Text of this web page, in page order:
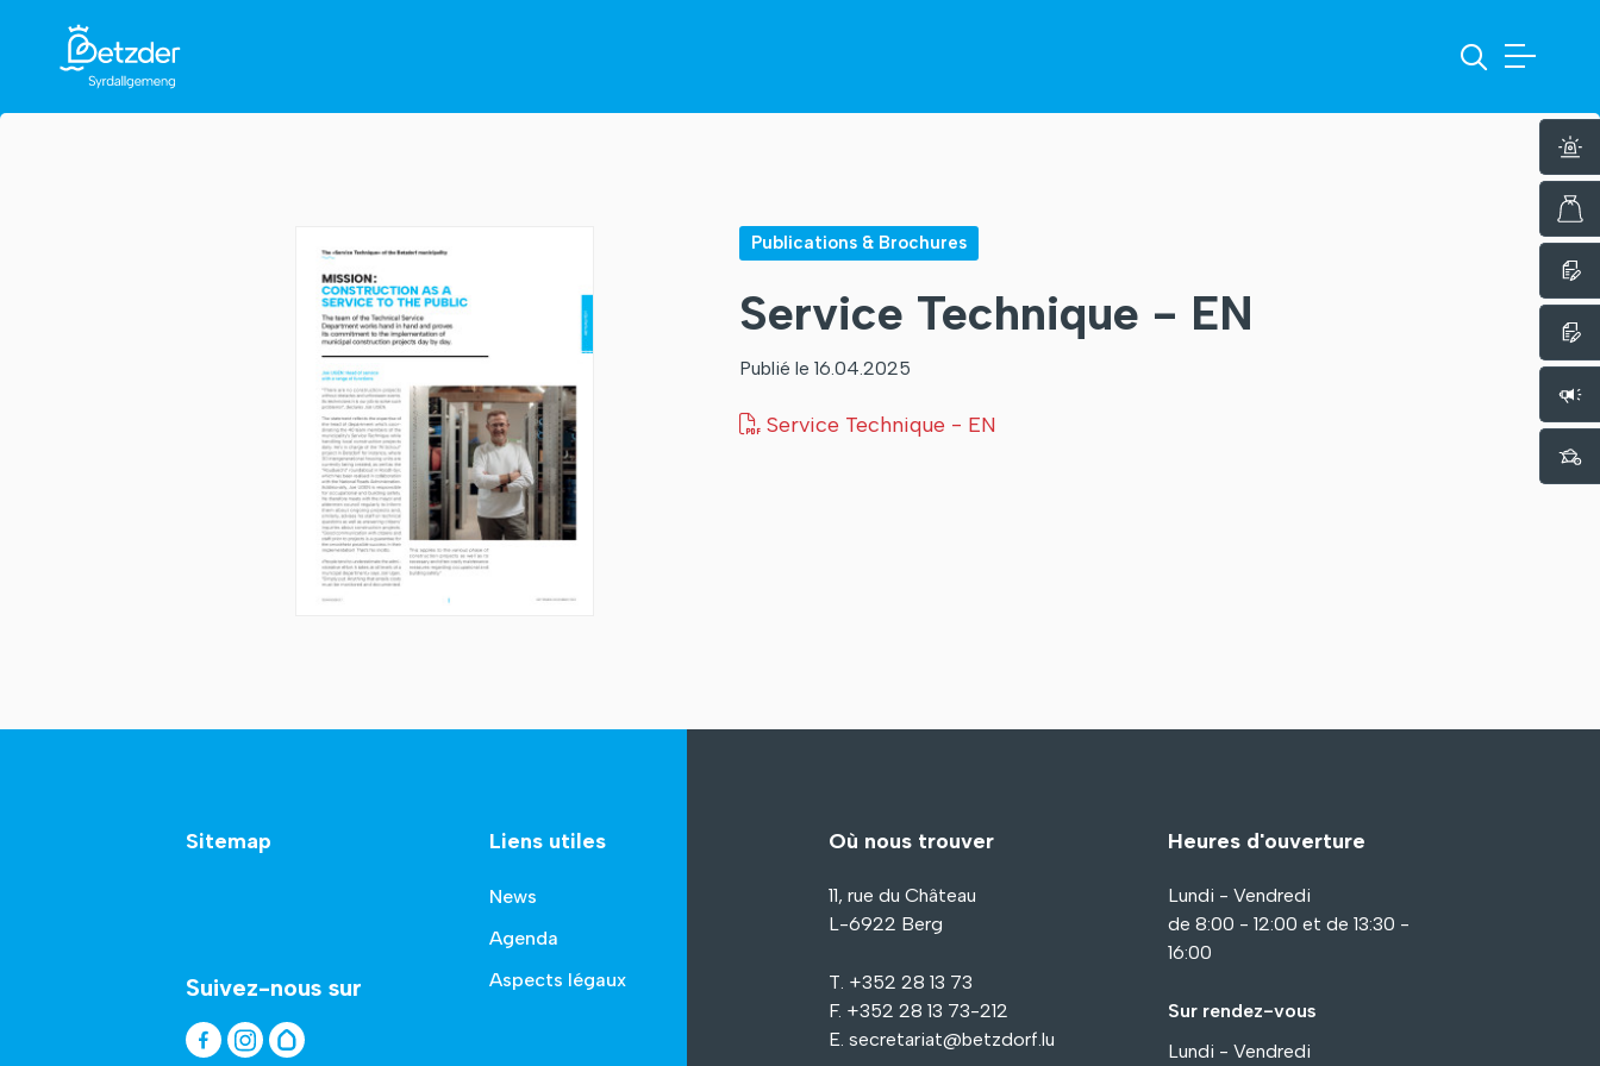
Publications & Brochures
Service Technique - EN
Publié le 16.04.2025
Service Technique - EN
Sitemap
Suivez-nous sur
Liens utiles
News
Agenda
Aspects légaux
Où nous trouver
11, rue du Château
L-6922 Berg
T. +352 28 13 73
F. +352 28 13 73-212
E. secretariat@betzdorf.lu
Heures d'ouverture
Lundi - Vendredi
de 8:00 - 12:00 et de 13:30 -
16:00
Sur rendez-vous
Lundi - Vendredi